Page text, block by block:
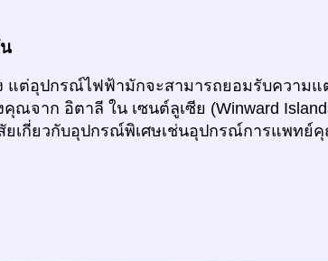
แต่อุปกรณ์ไฟฟ้ามักจะสามารถยอมรับความ
ณจาก อิตาลี ใน เซนต์ลูเซีย (Winward
เกี่ยวกับอุปกรณ์พิเศษเช่นอุปกรณ์การแพทย์